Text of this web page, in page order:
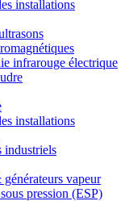
installations
infrarouge électrique
installations
industriels
vapeur
pression (ESP)